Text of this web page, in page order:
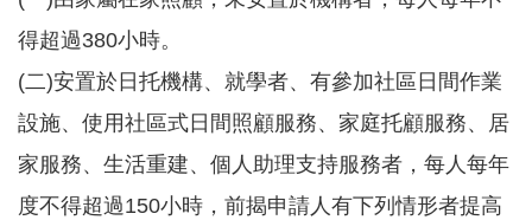
桃
市
入
口
網
得超過380小時。
(二)安置於日托機構、就學者、有參加社區日間作業
設施、使用社區式日間照顧服務、家庭托顧服務、居
家服務、生活重建、個人助理支持服務者，每人每年
度不得超過150小時，前揭申請人有下列情形者提高